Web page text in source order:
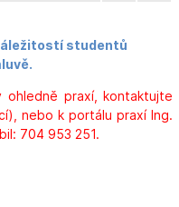
studentů
ohledně praxí, kontaktujte
nebo k portálu praxí Ing.
704 953 251.